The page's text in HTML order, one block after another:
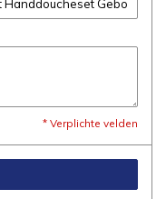
* Verplichte velden